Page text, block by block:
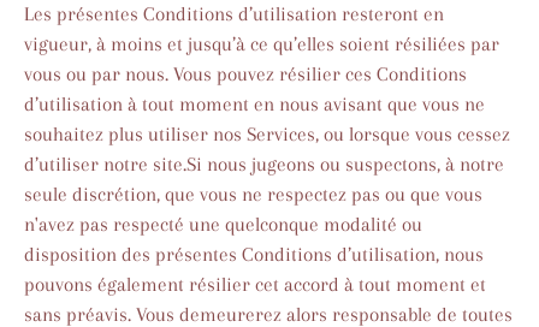
Les présentes Conditions d’utilisation resteront en
vigueur, à moins et jusqu’à ce qu’elles soient résiliées par
vous ou par nous. Vous pouvez résilier ces Conditions
d’utilisation à tout moment en nous avisant que vous ne
souhaitez plus utiliser nos Services, ou lorsque vous cessez
d’utiliser notre site.Si nous jugeons ou suspectons, à notre
seule discrétion, que vous ne respectez pas ou que vous
n'avez pas respecté une quelconque modalité ou
disposition des présentes Conditions d’utilisation, nous
pouvons également résilier cet accord à tout moment et
sans préavis. Vous demeurerez alors responsable de toutes